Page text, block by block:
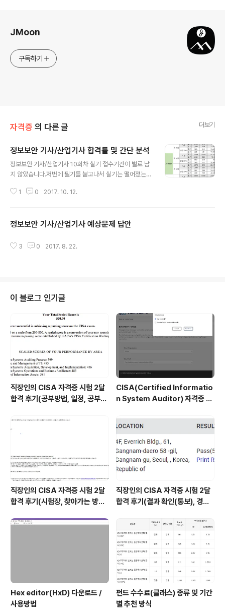
JMoon
구독하기
자격증 의 다른 글 더보기
정보보안 기사/산업기사 합격률 및 간단 분석
정보보안 기사/산업기사 10회차 실기 접수기간이 별로 남
지 않았습니다.저번에 필기를 붙고나서 실기는 떨어졌는
실기때 난이도가 생각한 것보다 쉽게나와서 합격률이 높겠
은 9.53%인데 9회차 실기는 6.73%로 10회차때는 조금
실기 합격률이 6%대였을 때 그 다음회차 합격률이 17%
1 0 2017. 10. 12.
정보보안 기사/산업기사 예상문제 답안
3 0 2017. 8. 22.
이 블로그 인기글
직장인의 CISA 자격증 시험 2달
합격 후기(공부방법, 일정, 공부시
CISA(Certified Informatio
n System Auditor) 자격증 시
험 일정 확인(23년)
직장인의 CISA 자격증 시험 2달
합격 후기(시험장, 찾아가는 방법,
직장인의 CISA 자격증 시험 2달
합격 후기(결과 확인(통보), 경력
Hex editor(HxD) 다운로드 /
사용방법
펀드 수수료(클래스) 종류 및 기간
별 추천 방식